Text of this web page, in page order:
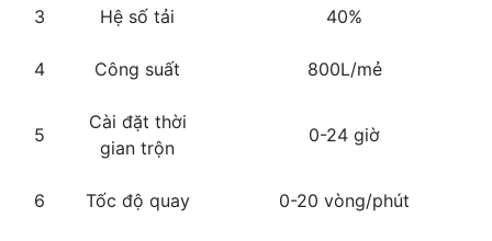
3 Hệ số tải 40%
4 Công suất 800L/mẻ
5
Cài đặt thời
gian trộn
0-24 giờ
6 Tốc độ quay 0-20 vòng/phút